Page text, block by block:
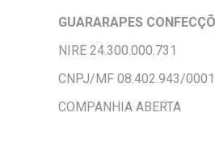
GUARARAPES
NIRE 24.300.000.731
CNPJ/MF 08.402.943/
COMPANHIA ABERTA